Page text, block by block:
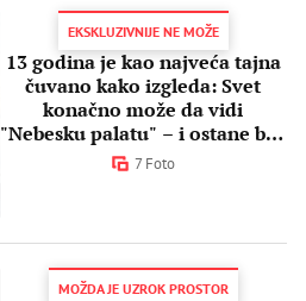
EKSKLUZIVNIJE NE MOŽE
13 godina je kao najveća tajna
čuvano kako izgleda: Svet
konačno može da vidi
"Nebesku palatu" – i ostane bez
daha
7 Foto
MOŽDA JE UZROK PROSTOR